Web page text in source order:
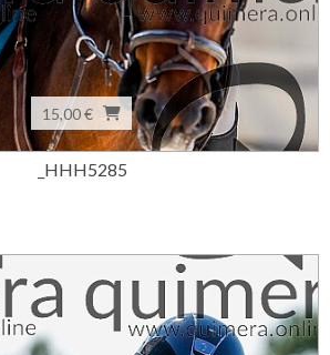
15,00 €
_HHH5285